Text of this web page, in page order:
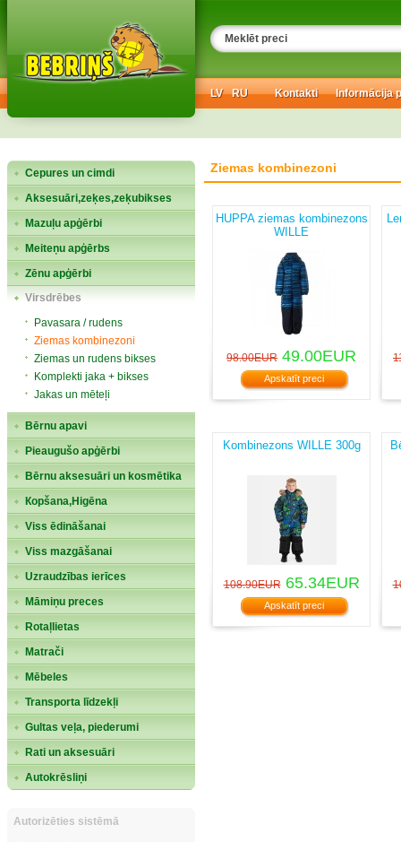
LV RU Informācija
Kontakti
Cepures un cimdi
Aksesuāri,zeķes,zeķubikses
Mazuļu apģērbi
Meiteņu apģērbs
Zēnu apģērbi
Virsdrēbes
Pavasara / rudens
Ziemas kombinezoni
Ziemas un rudens bikses
Komplekti jaka + bikses
Jakas un mēteļi
Bērnu apavi
Pieaugušo apģērbi
Bērnu aksesuāri un kosmētika
Кopšana,Higēna
Viss ēdināšanai
Viss mazgāšanai
Uzraudzības ierīces
Māmiņu preces
Rotaļlietas
Matrači
Mēbeles
Transporta līdzekļi
Gultas veļa, piederumi
Rati un aksesuāri
Autokrēsliņi
Autorizēties sistēmā
Ziemas kombinezoni
HUPPA ziemas kombinezons
WILLE
98.00EUR 49.00EUR
Apskatīt preci
Kombinezons WILLE 300g
108.90EUR65.34EUR
Apskatīt preci